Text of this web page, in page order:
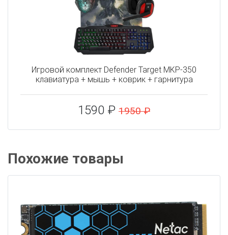
Игровой комплект Defender Target MKP-350
клавиатура + мышь + коврик + гарнитура
1590 ₽ 1950 ₽
Похожие товары